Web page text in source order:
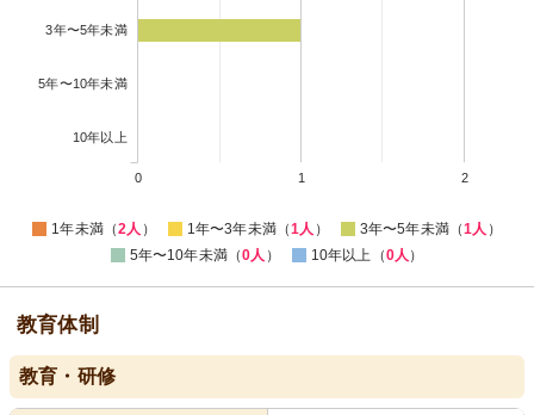
3年〜5年未満
5年〜10年未満
10年以上
0 1 2
1年未満（2人 ） 1年〜3年未満（1人 ） 3年〜5年未満（1人 ）
5年〜10年未満（0人 ） 10年以上（0人 ）
教育体制
教育・研修